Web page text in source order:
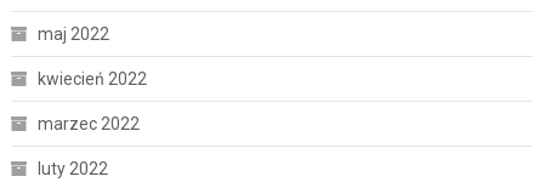
maj 2022
kwiecień 2022
marzec 2022
luty 2022